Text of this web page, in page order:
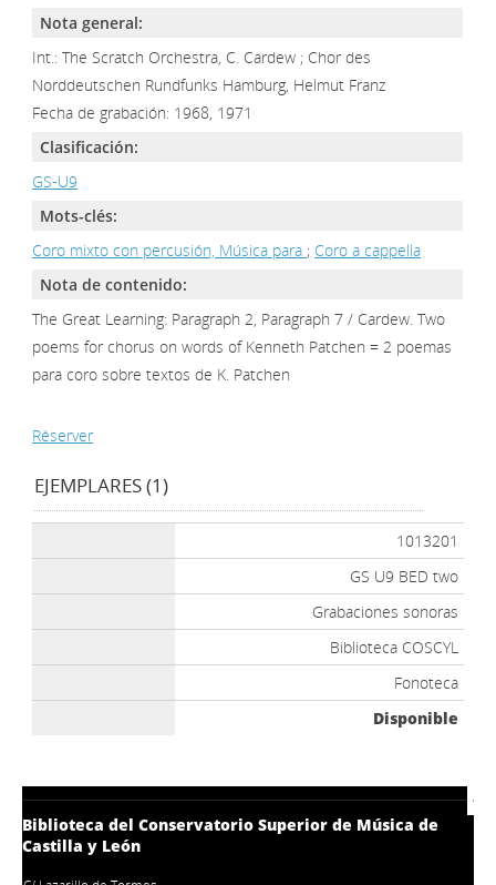
Nota general:
Int.: The Scratch Orchestra, C. Cardew ; Chor des
Norddeutschen Rundfunks Hamburg, Helmut Franz
Fecha de grabación: 1968, 1971
Clasificación:
GS-U9
Mots-clés:
Coro mixto con percusión, Música para ; Coro a cappella
Nota de contenido:
The Great Learning: Paragraph 2, Paragraph 7 / Cardew. Two
poems for chorus on words of Kenneth Patchen = 2 poemas
para coro sobre textos de K. Patchen
Réserver
EJEMPLARES (1)
1013201
GS U9 BED two
Grabaciones sonoras
Biblioteca COSCYL
Fonoteca
Disponible
Biblioteca del Conservatorio Superior de Música de
Castilla y León